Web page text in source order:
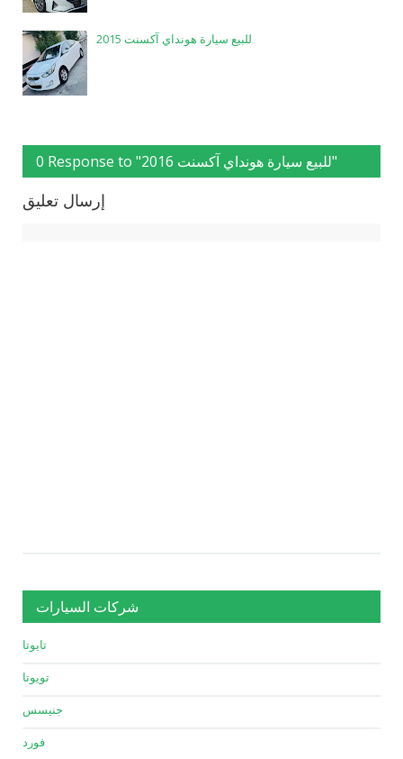
للبيع سيارة هونداي آكسنت 2015
0 Response to "للبيع سيارة هونداي آكسنت 2016"
إرسال تعليق
شركات السيارات
تايوتا
تويوتا
جنيسس
فورد